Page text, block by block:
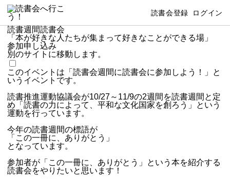
読書会登録 ログイン
読書週間読書会
「本が好きな人たちが集まって好きなことができる場」
参加申し込み
別のサイトに移動します。
このイベントは「読書会週間に読書会に参加しよう！」と
いうイベントです。
読書推進運動協議会が10/27～11/9の2週間を読書週間と定
め「読書の力によって、平和な文化国家を創ろう」という
運動を行っています。
今年の読書週間の標語が
「この一冊に、ありがとう」
となっています。
参加者が「この一冊に、ありがとう」という本を紹介する
読書会をやりたいと思います！